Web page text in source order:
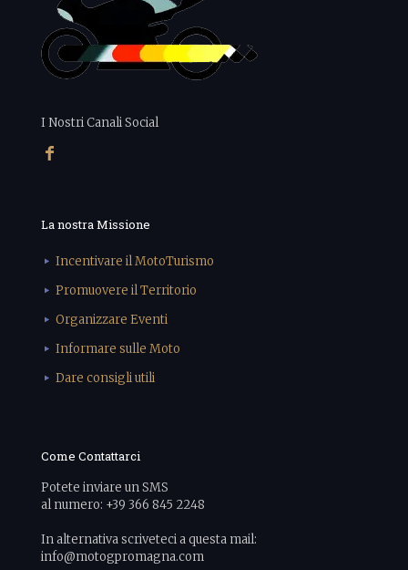
I Nostri Canali Social
La nostra Missione
Incentivare il MotoTurismo
Promuovere il Territorio
Organizzare Eventi
Informare sulle Moto
Dare consigli utili
Come Contattarci
Potete inviare un SMS
al numero: +39 366 845 2248
In alternativa scriveteci a questa mail:
info@motogpromagna.com